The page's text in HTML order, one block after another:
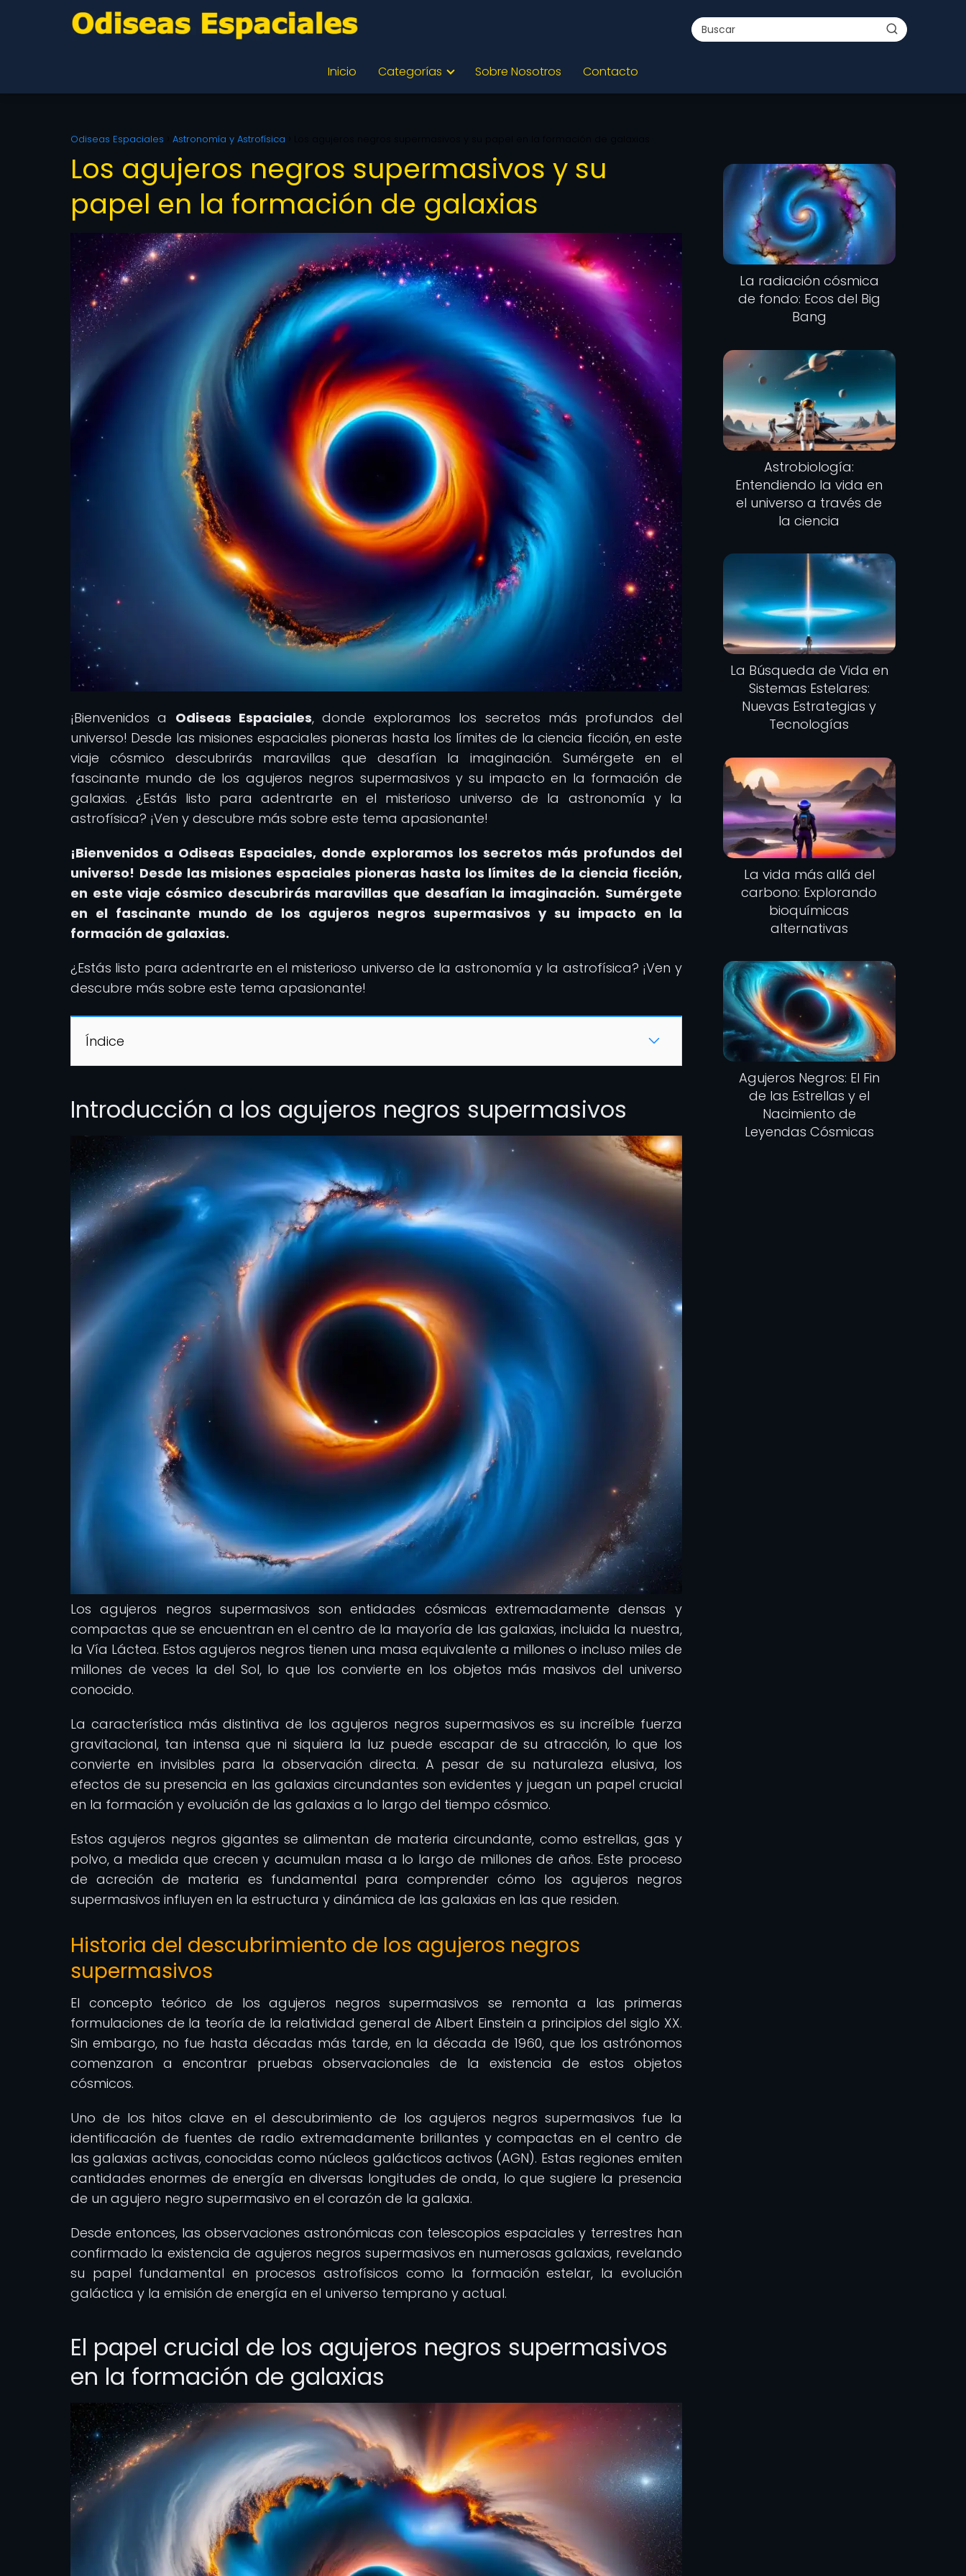
Inicio Categorías Sobre Nosotros Contacto
Odiseas Espaciales Astronomía y Astrofísica
Los agujeros negros supermasivos y su
papel en la formación de galaxias
¡Bienvenidos a Odiseas Espaciales, donde exploramos los secretos más profundos del
universo! Desde las misiones espaciales pioneras hasta los límites de la ciencia ficción, en este
viaje cósmico descubrirás maravillas que desafían la imaginación. Sumérgete en el
fascinante mundo de los agujeros negros supermasivos y su impacto en la formación de
galaxias. ¿Estás listo para adentrarte en el misterioso universo de la astronomía y la
astrofísica? ¡Ven y descubre más sobre este tema apasionante!
¡Bienvenidos a Odiseas Espaciales, donde exploramos los secretos más profundos del
universo! Desde las misiones espaciales pioneras hasta los límites de la ciencia ficción,
en este viaje cósmico descubrirás maravillas que desafían la imaginación. Sumérgete
en el fascinante mundo de los agujeros negros supermasivos y su impacto en la
formación de galaxias.
¿Estás listo para adentrarte en el misterioso universo de la astronomía y la astrofísica? ¡Ven y
descubre más sobre este tema apasionante!
Índice
Introducción a los agujeros negros supermasivos
Los agujeros negros supermasivos son entidades cósmicas extremadamente densas y
compactas que se encuentran en el centro de la mayoría de las galaxias, incluida la nuestra,
la Vía Láctea. Estos agujeros negros tienen una masa equivalente a millones o incluso miles de
millones de veces la del Sol, lo que los convierte en los objetos más masivos del universo
conocido.
La característica más distintiva de los agujeros negros supermasivos es su increíble fuerza
gravitacional, tan intensa que ni siquiera la luz puede escapar de su atracción, lo que los
convierte en invisibles para la observación directa. A pesar de su naturaleza elusiva, los
efectos de su presencia en las galaxias circundantes son evidentes y juegan un papel crucial
en la formación y evolución de las galaxias a lo largo del tiempo cósmico.
Estos agujeros negros gigantes se alimentan de materia circundante, como estrellas, gas y
polvo, a medida que crecen y acumulan masa a lo largo de millones de años. Este proceso
de acreción de materia es fundamental para comprender cómo los agujeros negros
supermasivos influyen en la estructura y dinámica de las galaxias en las que residen.
Historia del descubrimiento de los agujeros negros
supermasivos
El concepto teórico de los agujeros negros supermasivos se remonta a las primeras
formulaciones de la teoría de la relatividad general de Albert Einstein a principios del siglo XX.
Sin embargo, no fue hasta décadas más tarde, en la década de 1960, que los astrónomos
comenzaron a encontrar pruebas observacionales de la existencia de estos objetos
cósmicos.
Uno de los hitos clave en el descubrimiento de los agujeros negros supermasivos fue la
identificación de fuentes de radio extremadamente brillantes y compactas en el centro de
las galaxias activas, conocidas como núcleos galácticos activos (AGN). Estas regiones emiten
cantidades enormes de energía en diversas longitudes de onda, lo que sugiere la presencia
de un agujero negro supermasivo en el corazón de la galaxia.
Desde entonces, las observaciones astronómicas con telescopios espaciales y terrestres han
confirmado la existencia de agujeros negros supermasivos en numerosas galaxias, revelando
su papel fundamental en procesos astrofísicos como la formación estelar, la evolución
galáctica y la emisión de energía en el universo temprano y actual.
El papel crucial de los agujeros negros supermasivos
en la formación de galaxias
La radiación cósmica
de fondo: Ecos del Big
Bang
Astrobiología:
Entendiendo la vida en
el universo a través de
la ciencia
La Búsqueda de Vida en
Sistemas Estelares:
Nuevas Estrategias y
Tecnologías
La vida más allá del
carbono: Explorando
bioquímicas
alternativas
Agujeros Negros: El Fin
de las Estrellas y el
Nacimiento de
Leyendas Cósmicas